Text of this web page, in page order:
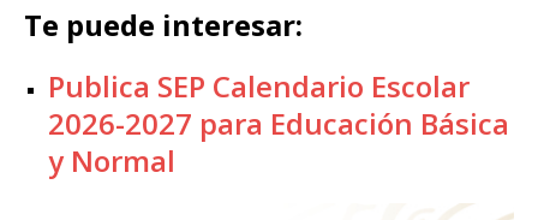
Te puede interesar:
Publica SEP Calendario Escolar
2026-2027 para Educación Básica
y Normal